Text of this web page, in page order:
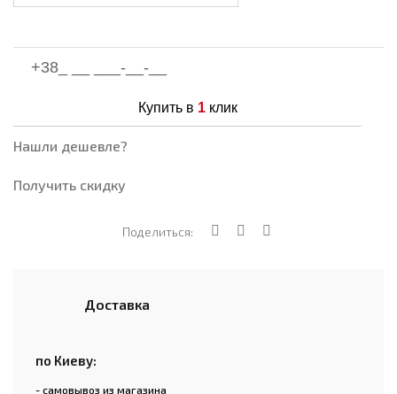
Купить в 1клик
Нашли дешевле?
Получить скидку
Поделиться:
Доставка
по Киеву:
- самовывоз из магазина